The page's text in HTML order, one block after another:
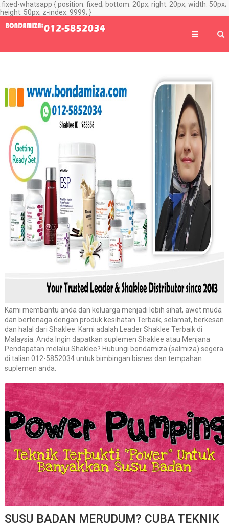
.fixed-whatsapp { position: fixed; bottom: 20px; right: 20px; width: 50px;
height: 50px; z-index: 9999; }
Kami membantu anda dan keluarga menjadi lebih sihat, awet muda
dan bertenaga dengan produk kesihatan Terbaik, selamat, berkesan
dan halal dari Shaklee. Kami adalah Leader Shaklee Terbaik di
Malaysia. Anda Ingin dapatkan suplemen Shaklee atau Menjana
Pendapatan melalui Shaklee? Hubungi bondamiza (salmiza) segera
di talian 012-5852034 untuk bimbingan bisnes dan tempahan
suplemen anda.
SUSU BADAN MERUDUM? CUBA TEKNIK